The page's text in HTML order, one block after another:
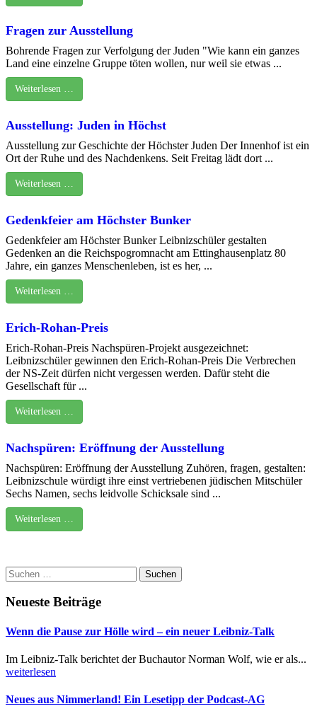
Fragen zur Ausstellung
Bohrende Fragen zur Verfolgung der Juden "Wie kann ein ganzes
Land eine einzelne Gruppe töten wollen, nur weil sie etwas ...
Weiterlesen …
Ausstellung: Juden in Höchst
Ausstellung zur Geschichte der Höchster Juden Der Innenhof ist ein
Ort der Ruhe und des Nachdenkens. Seit Freitag lädt dort ...
Weiterlesen …
Gedenkfeier am Höchster Bunker
Gedenkfeier am Höchster Bunker Leibnizschüler gestalten
Gedenken an die Reichspogromnacht am Ettinghausenplatz 80
Jahre, ein ganzes Menschenleben, ist es her, ...
Weiterlesen …
Erich-Rohan-Preis
Erich-Rohan-Preis Nachspüren-Projekt ausgezeichnet:
Leibnizschüler gewinnen den Erich-Rohan-Preis Die Verbrechen
der NS-Zeit dürfen nicht vergessen werden. Dafür steht die
Gesellschaft für ...
Weiterlesen …
Nachspüren: Eröffnung der Ausstellung
Nachspüren: Eröffnung der Ausstellung Zuhören, fragen, gestalten:
Leibnizschule würdigt ihre einst vertriebenen jüdischen Mitschüler
Sechs Namen, sechs leidvolle Schicksale sind ...
Weiterlesen …
Suchen
nach:
Neueste Beiträge
Wenn die Pause zur Hölle wird – ein neuer Leibniz-Talk
Im Leibniz-Talk berichtet der Buchautor Norman Wolf, wie er als...
weiterlesen
Neues aus Nimmerland! Ein Lesetipp der Podcast-AG